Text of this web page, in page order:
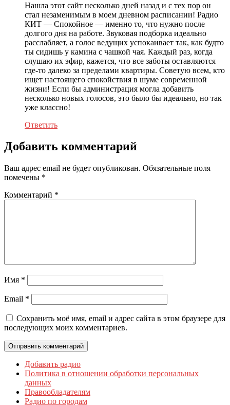
Нашла этот сайт несколько дней назад и с тех пор он
стал незаменимым в моем дневном расписании! Радио
КИТ — Спокойное — именно то, что нужно после
долгого дня на работе. Звуковая подборка идеально
расслабляет, а голос ведущих успокаивает так, как будто
ты сидишь у камина с чашкой чая. Каждый раз, когда
слушаю их эфир, кажется, что все заботы оставляются
где-то далеко за пределами квартиры. Советую всем, кто
ищет настоящего спокойствия в шуме современной
жизни! Если бы администрация могла добавить
несколько новых голосов, это было бы идеально, но так
уже классно!
Ответить
Добавить комментарий
Ваш адрес email не будет опубликован. Обязательные поля
помечены *
Комментарий *
Имя *
Email *
Сохранить моё имя, email и адрес сайта в этом браузере для
последующих моих комментариев.
Добавить радио
Политика в отношении обработки персональных
данных
Правообладателям
Радио по городам